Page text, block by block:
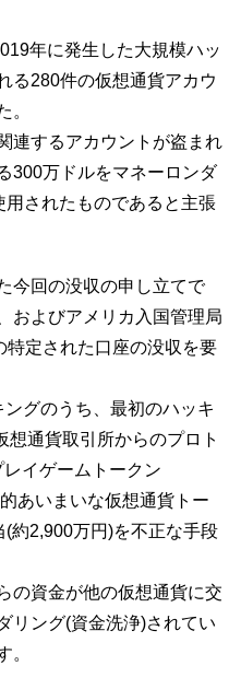
年に発生した大規模ハッ
る280件の仮想通貨アカウ
。
連するアカウントが盗まれ
300万ドルをマネーロンダ
用されたものであると主張
今回の没収の申し立てで
およびアメリカ入国管理局
特定された口座の没収を要
グのうち、最初のハッキ
想通貨取引所からのプロト
イゲームトークン
あいまいな仮想通貨トー
約2,900万円)を不正な手段
の資金が他の仮想通貨に交
リング(資金洗浄)されてい
。